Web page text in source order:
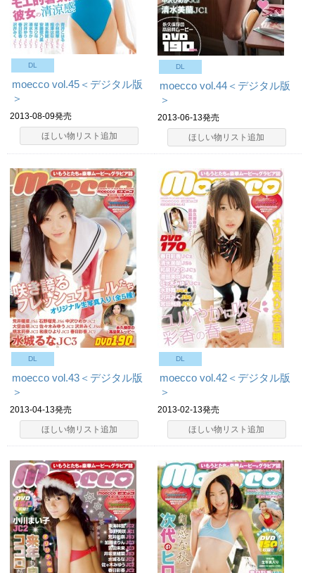
DL
moecco vol.45＜デジタル版
＞
2013-08-09発売
ほしい物リスト追加
DL
moecco vol.44＜デジタル版
＞
2013-06-13発売
ほしい物リスト追加
DL
moecco vol.43＜デジタル版
＞
2013-04-13発売
ほしい物リスト追加
DL
moecco vol.42＜デジタル版
＞
2013-02-13発売
ほしい物リスト追加